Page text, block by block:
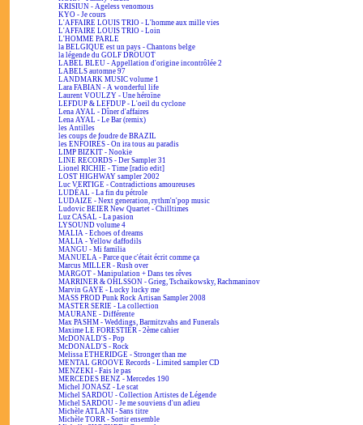
KRISIUN - Ageless venomous
KYO - Je cours
L'AFFAIRE LOUIS TRIO - L'homme aux mille vies
L'AFFAIRE LOUIS TRIO - Loin
L'HOMME PARLE
la BELGIQUE est un pays - Chantons belge
la légende du GOLF DROUOT
LABEL BLEU - Appellation d'origine incontrôlée 2
LABELS automne 97
LANDMARK MUSIC volume 1
Lara FABIAN - A wonderful life
Laurent VOULZY - Une héroïne
LEFDUP & LEFDUP - L'oeil du cyclone
Lena AYAL - Dîner d'affaires
Lena AYAL - Le Bar (remix)
les Antilles
les coups de foudre de BRAZIL
les ENFOIRÉS - On ira tous au paradis
LIMP BIZKIT - Nookie
LINE RECORDS - Der Sampler 31
Lionel RICHIE - Time [radio edit]
LOST HIGHWAY sampler 2002
Luc VERTIGE - Contradictions amoureuses
LUDÉAL - La fin du pétrole
LUDAIZE - Next generation, rythm'n'pop music
Ludovic BEIER New Quartet - Chilltimes
Luz CASAL - La pasion
LYSOUND volume 4
MALIA - Echoes of dreams
MALIA - Yellow daffodils
MANGU - Mi familia
MANUELA - Parce que c'était écrit comme ça
Marcus MILLER - Rush over
MARGOT - Manipulation + Dans tes rêves
MARRINER & OHLSSON - Grieg, Tschaikowsky, Rachmaninov
Marvin GAYE - Lucky lucky me
MASS PROD Punk Rock Artisan Sampler 2008
MASTER SERIE - La collection
MAURANE - Différente
Max PASHM - Weddings, Barmitzvahs and Funerals
Maxime LE FORESTIER - 2ème cahier
McDONALD'S - Pop
McDONALD'S - Rock
Melissa ETHERIDGE - Stronger than me
MENTAL GROOVE Records - Limited sampler CD
MENZEKI - Fais le pas
MERCEDES BENZ - Mercedes 190
Michel JONASZ - Le scat
Michel SARDOU - Collection Artistes de Légende
Michel SARDOU - Je me souviens d'un adieu
Michèle ATLANI - Sans titre
Michèle TORR - Sortir ensemble